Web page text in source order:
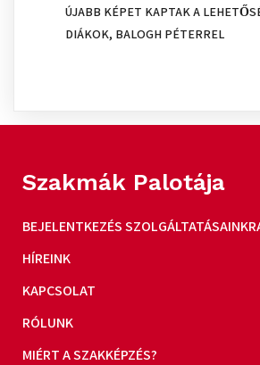
ÚJABB KÉPET KAPTAK A
DIÁKOK, BALOGH PÉTERREL
Szakmák Palotája
BEJELENTKEZÉS
HÍREINK
KAPCSOLAT
RÓLUNK
MIÉRT A SZAKKÉPZÉS?